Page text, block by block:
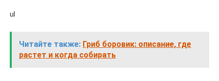
ul
Читайте также: Гриб боровик: описание, где
растет и когда собирать